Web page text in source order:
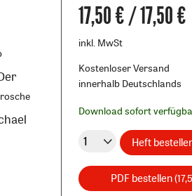
17,50 € / 17,50 €
inkl. MwSt
Kostenloser Versand
innerhalb Deutschlands
Download sofort
Heft
PDF bestellen